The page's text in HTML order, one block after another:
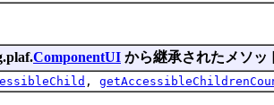
ComponentUI から継承されたメソッ
,